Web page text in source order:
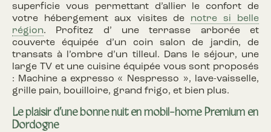
superficie vous permettant d’allier le confort de
votre hébergement aux visites de notre si belle
région. Profitez d’ une terrasse arborée et
couverte équipée d’un coin salon de jardin, de
transats à l’ombre d’un tilleul. Dans le séjour, une
large TV et une cuisine équipée vous sont proposés
: Machine a expresso « Nespresso », lave-vaisselle,
grille pain, bouilloire, grand frigo, et bien plus.
Le plaisir d’une bonne nuit en mobil-home Premium en
Dordogne